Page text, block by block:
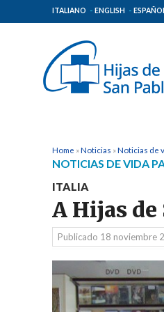
ITALIANO ENGLISH
Home »Noticias »Noticias de
NOTICIAS DE VIDA
ITALIA
A Hijas de
Publicado 18 noviembre